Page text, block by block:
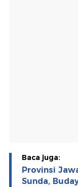
Baca juga:
Provinsi
Sunda,